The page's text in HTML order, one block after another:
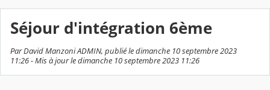
Séjour d'intégration 6ème
Par David Manzoni ADMIN, publié le dimanche 10 septembre 2023
11:26 - Mis à jour le dimanche 10 septembre 2023 11:26